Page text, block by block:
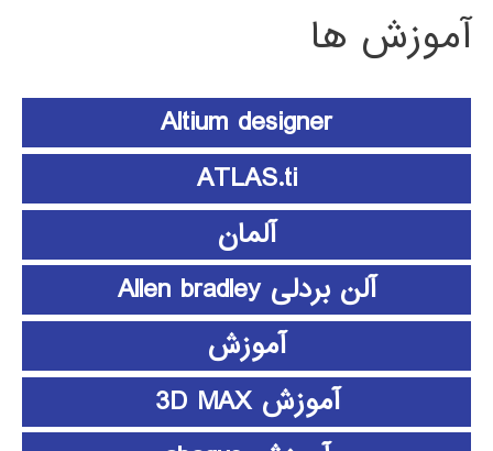
آموزش ها
Altium designer
ATLAS.ti
آلمان
آلن بردلی Allen bradley
آموزش
آموزش 3D MAX